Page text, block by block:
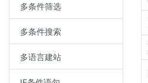
多条件筛选
多条件搜索
多语言建站